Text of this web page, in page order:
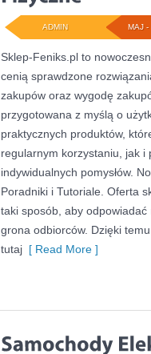
MAJ -
ADMIN
Sklep-Feniks.pl to
cenią sprawdzone
zakupów oraz wygodę
przygotowana z myślą o
praktycznych produktów,
regularnym korzystaniu, jak i
indywidualnych pomysłów.
Poradniki i Tutoriale. Oferta
taki sposób, aby
grona odbiorców. Dzięki
tutaj [ Read More ]